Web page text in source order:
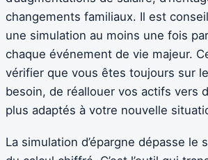
changements familiaux. Il est
une simulation au moins une fois
chaque événement de vie majeur.
vérifier que vous êtes toujours sur
besoin, de réallouer vos actifs vers
plus adaptés à votre nouvelle
La simulation d’épargne dépasse le